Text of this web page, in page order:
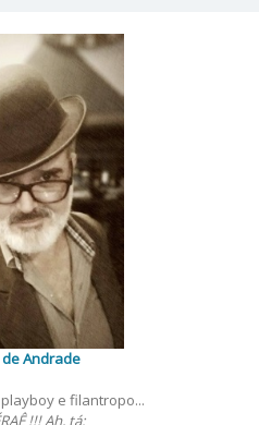
Andrade
e filantropo...
!!! Ah, tá: